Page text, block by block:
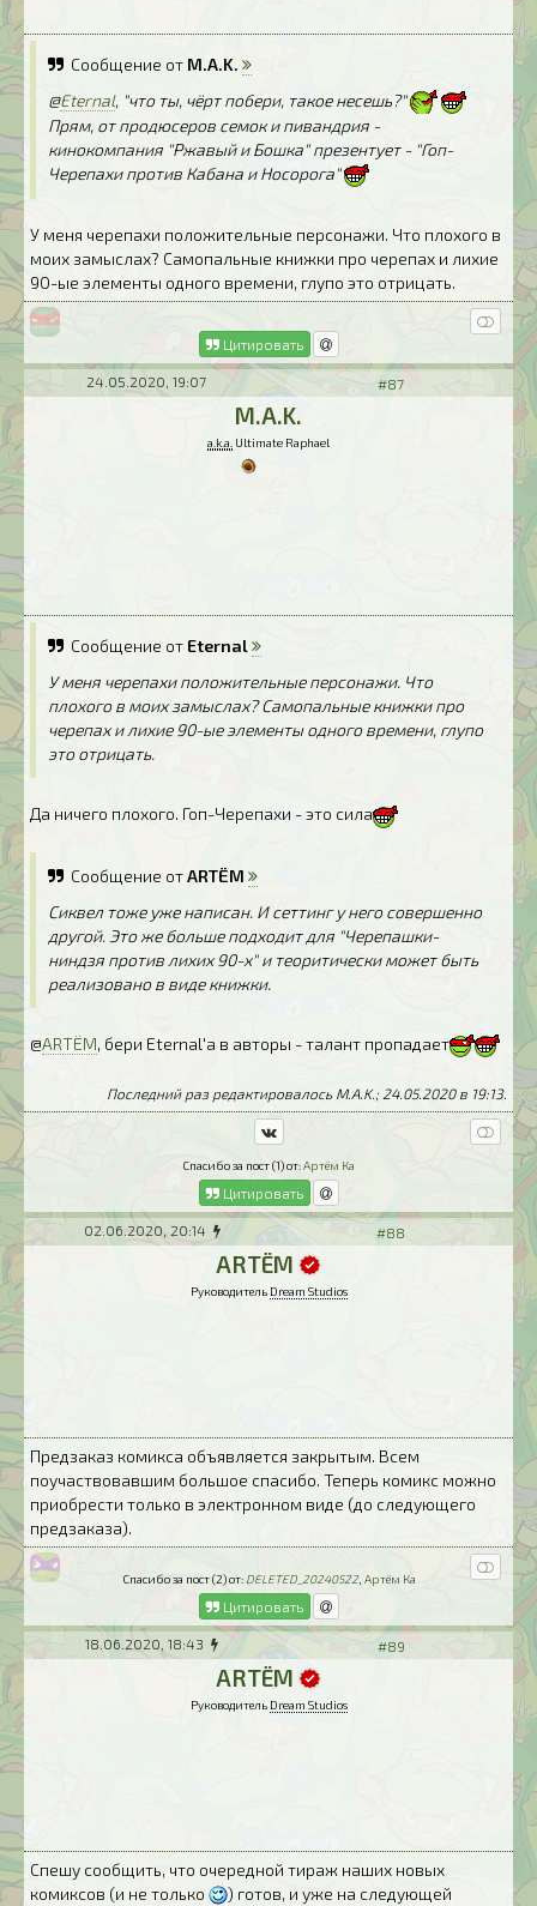
Сообщение от M.A.K.
@Eternal, "что ты, чёрт побери, такое несешь?"
Прям, от продюсеров семок и пивандрия -
кинокомпания "Ржавый и Бошка" презентует - "Гоп-
Черепахи против Кабана и Носорога"
У меня черепахи положительные персонажи. Что плохого в
моих замыслах? Самопальные книжки про черепах и лихие
90-ые элементы одного времени, глупо это отрицать.
Цитировать
24.05.2020, 19:07 #87
M.A.K.
a.k.a. Ultimate Raphael
Сообщение от Eternal
У меня черепахи положительные персонажи. Что
плохого в моих замыслах? Самопальные книжки про
черепах и лихие 90-ые элементы одного времени, глупо
это отрицать.
Да ничего плохого. Гоп-Черепахи - это сила
Сообщение отARTЁM
Сиквел тоже уже написан. И сеттинг у него совершенно
другой. Это же больше подходит для "Черепашки-
ниндзя против лихих 90-х" и теоритически может быть
реализовано в виде книжки.
@ARTЁM, бери Eternal'а в авторы - талант пропадает
Последний раз редактировалось M.A.K.; 24.05.2020 в 19:13.
Спасибо за пост (1) от:Артём Ка
Цитировать
02.06.2020, 20:14 #88
ARTЁM
Руководитель Dream Studios
Предзаказ комикса объявляется закрытым. Всем
поучаствовавшим большое спасибо. Теперь комикс можно
приобрести только в электронном виде (до следующего
предзаказа).
Спасибо за пост (2) от: DELETED_20240522, Артём Ка
Цитировать
18.06.2020, 18:43 #89
ARTЁM
Руководитель Dream Studios
Спешу сообщить, что очередной тираж наших новых
комиксов (и не только
) готов, и уже на следующей